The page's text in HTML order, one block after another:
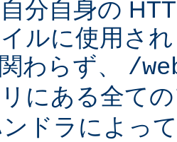
分自身の
ルに使用さ
わらず、 /
にある全て
ドラによっ